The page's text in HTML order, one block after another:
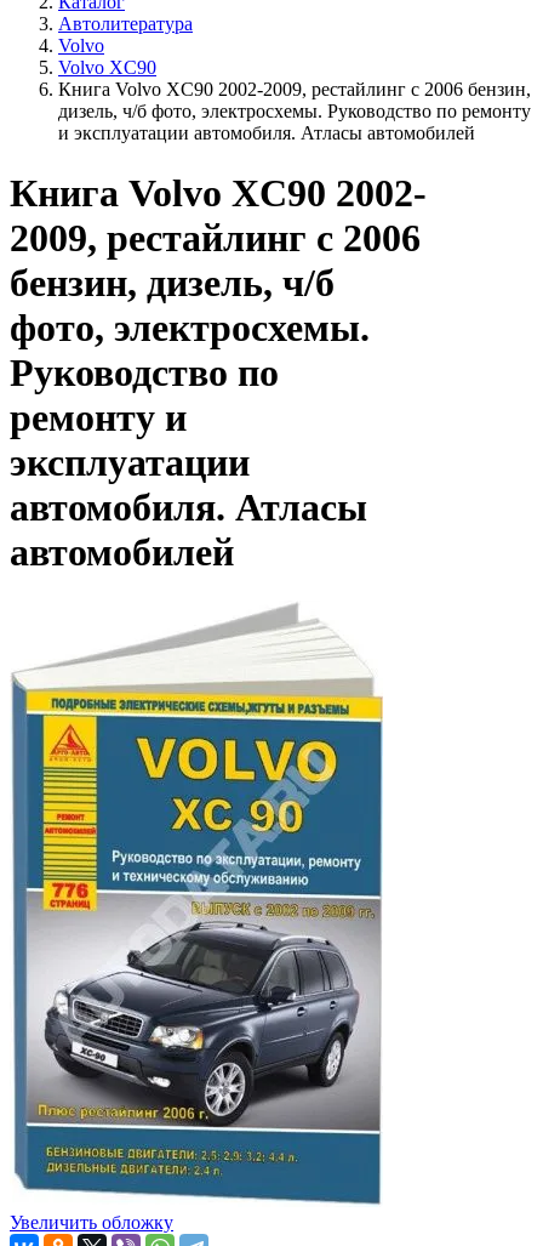
Автолитература
Volvo
Volvo XC90
Книга Volvo ХC90 2002-2009, рестайлинг с 2006 бензин,
дизель, ч/б фото, электросхемы. Руководство по ремонту
и эксплуатации автомобиля. Атласы автомобилей
Книга Volvo ХC90 2002-
2009, рестайлинг с 2006
бензин, дизель, ч/б
фото, электросхемы.
Руководство по
ремонту и
эксплуатации
автомобиля. Атласы
автомобилей
Увеличить обложку